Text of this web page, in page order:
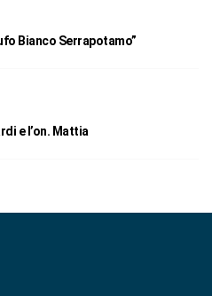
Bianco Serrapotamo”
e l’on. Mattia